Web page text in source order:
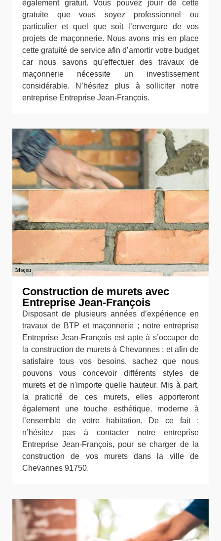
également gratuit. Vous pouvez jouir de cette
gratuite que vous soyez professionnel ou
particulier et quel que soit l’envergure de vos
projets de maçonnerie. Nous avons mis en place
cette gratuité de service afin d’amortir votre budget
car nous savons qu’effectuer des travaux de
maçonnerie nécessite un investissement
considérable. N’hésitez plus à solliciter notre
entreprise Entreprise Jean-François.
Construction de murets avec
Entreprise Jean-François
Disposant de plusieurs années d’expérience en
travaux de BTP et maçonnerie ; notre entreprise
Entreprise Jean-François est apte à s’occuper de
la construction de murets à Chevannes ; et afin de
satisfaire tous vos besoins, sachez que nous
pouvons vous concevoir différents styles de
murets et de n'importe quelle hauteur. Mis à part,
la praticité de ces murets, elles apporteront
également une touche esthétique, moderne à
l’ensemble de votre habitation. De ce fait ;
n’hésitez pas à contacter notre entreprise
Entreprise Jean-François, pour se charger de la
construction de vos murets dans la ville de
Chevannes 91750.